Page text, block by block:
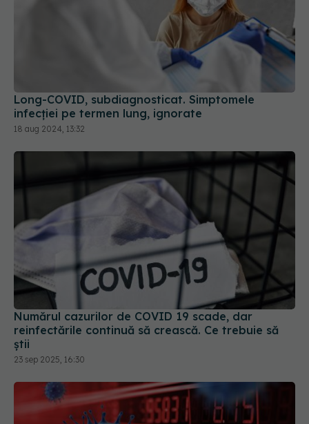
Long-COVID, subdiagnosticat. Simptomele
infecției pe termen lung, ignorate
18 aug 2024, 13:32
Numărul cazurilor de COVID 19 scade, dar
reinfectările continuă să crească. Ce trebuie să
știi
23 sep 2025, 16:30